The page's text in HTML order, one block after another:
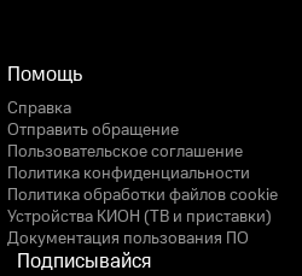
Помощь
Справка
Отправить обращение
Пользовательское соглашение
Политика конфиденциальности
Политика обработки файлов cookie
Устройства КИОН (ТВ и приставки)
Документация пользования ПО
Подписывайся